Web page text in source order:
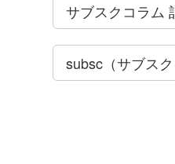
サブスクコラム
subsc（サブス